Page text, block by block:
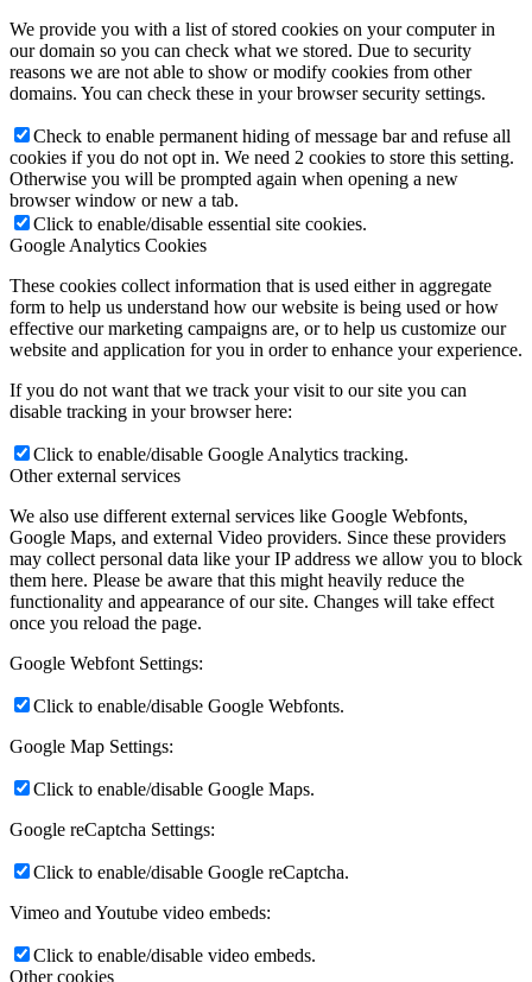
We provide you with a list of stored cookies on your computer in
our domain so you can check what we stored. Due to security
reasons we are not able to show or modify cookies from other
domains. You can check these in your browser security settings.
Check to enable permanent hiding of message bar and refuse all
cookies if you do not opt in. We need 2 cookies to store this setting.
Otherwise you will be prompted again when opening a new
browser window or new a tab.
Click to enable/disable essential site cookies.
Google Analytics Cookies
These cookies collect information that is used either in aggregate
form to help us understand how our website is being used or how
effective our marketing campaigns are, or to help us customize our
website and application for you in order to enhance your experience.
If you do not want that we track your visit to our site you can
disable tracking in your browser here:
Click to enable/disable Google Analytics tracking.
Other external services
We also use different external services like Google Webfonts,
Google Maps, and external Video providers. Since these providers
may collect personal data like your IP address we allow you to block
them here. Please be aware that this might heavily reduce the
functionality and appearance of our site. Changes will take effect
once you reload the page.
Google Webfont Settings:
Click to enable/disable Google Webfonts.
Google Map Settings:
Click to enable/disable Google Maps.
Google reCaptcha Settings:
Click to enable/disable Google reCaptcha.
Vimeo and Youtube video embeds:
Click to enable/disable video embeds.
Other cookies